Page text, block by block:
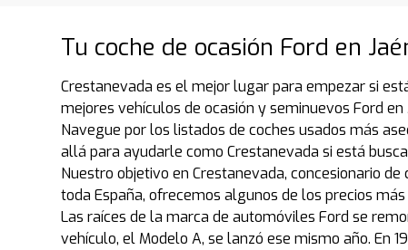
Tu coche de ocasión Ford en
Crestanevada es el mejor lugar para empezar si
mejores vehículos de ocasión y seminuevos Ford en
Navegue por los listados de coches usados más
allá para ayudarle como Crestanevada si está
Nuestro objetivo en Crestanevada, concesionario
toda España, ofrecemos algunos de los precios
Las raíces de la marca de automóviles Ford se
vehículo, el Modelo A, se lanzó ese mismo año. En